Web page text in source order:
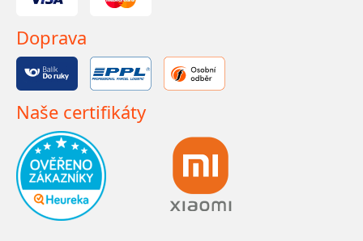
Doprava
Naše certifikáty